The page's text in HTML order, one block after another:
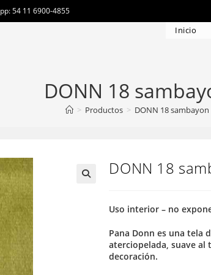
54 11 6900-4855
Inicio
DONN 18
> Productos > DONN 18 sambayon
DONN 18
Uso interior – no
Pana Donn es una tela
aterciopelada, suave
decoración.